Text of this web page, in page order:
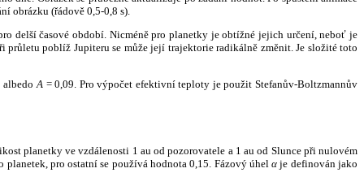
obrázku (řádově 0,5-0,8 s).
delší časové období. Nicméně pro planetky je obtížné jejich určení, neboť je
průletu poblíž Jupiteru se může její trajektorie radikálně změnit. Je složité toto
A = 0,09. Pro výpočet efektivní teploty je použit Stefanův-Boltzmannův
planetky ve vzdálenosti 1 au od pozorovatele a 1 au od Slunce při nulovém
planetek, pro ostatní se používá hodnota 0,15. Fázový úhelα je definován jako